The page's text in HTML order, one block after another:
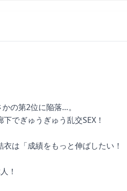
の第2位に陥落…。
でぎゅうぎゅう乱交SEX！
は「成績をもっと伸ばしたい！
！